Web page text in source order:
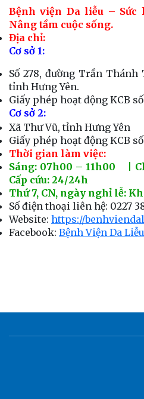
Bệnh viện Da liễu – Sức
Nâng tầm cuộc sống.
Địa chỉ:
Cơ sở 1:
Số 278, đường Trần Thánh
tỉnh Hưng Yên.
Giấy phép hoạt động KCB
Cơ sở 2:
Xã Thư Vũ, tỉnh Hưng Yên
Giấy phép hoạt động KCB
Thời gian làm việc:
Sáng: 07h00 – 11h00 |
Cấp cứu: 24/24h
Thứ 7, CN, ngày nghỉ lễ:
Số điện thoại liên hệ: 0227
Website: https://
Facebook: Bệnh Viện Da